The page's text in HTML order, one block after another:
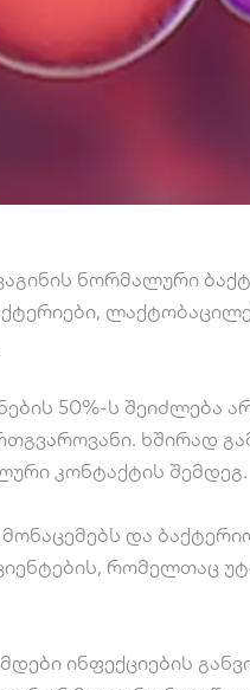
ნორმალური
50%-ს შეიძლება
ხშირად
კონტაქტის შემდეგ.
და
რომელთაც
ინფექციების